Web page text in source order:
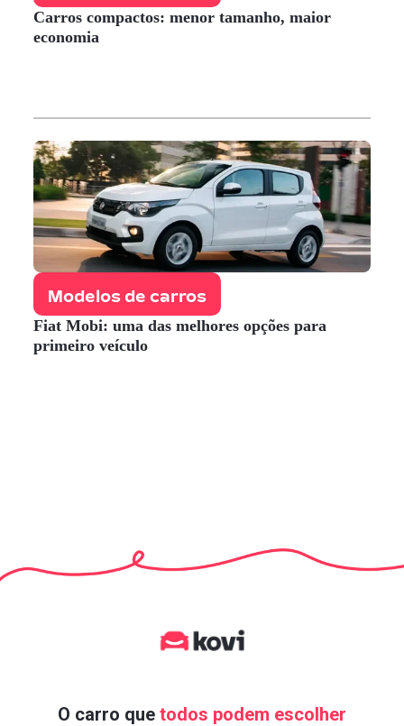
Carros compactos: menor tamanho, maior
economia
Modelos de carros
Fiat Mobi: uma das melhores opções para
primeiro veículo
O carro que todos podem escolher